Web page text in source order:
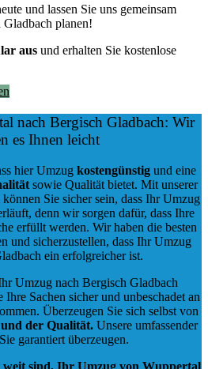
und lassen Sie uns gemeinsam
planen!
aus und erhalten Sie kostenlose
nach Bergisch Gladbach: Wir
es Ihnen leicht
hier Umzug kostengünstigund eine
sowie Qualität bietet. Mit unserer
Sie sicher sein, dass Ihr Umzug
denn wir sorgen dafür, dass Ihre
erfüllt werden. Wir haben die besten
und sicherzustellen, dass Ihr Umzug
ein erfolgreicher ist.
Umzug nach Bergisch Gladbach
Sachen sicher und unbeschadet an
Überzeugen Sie sich selbst von
der Qualität. Unsere umfassender
garantiert überzeugen.
weit sind, Ihr Umzug von Wuppertal